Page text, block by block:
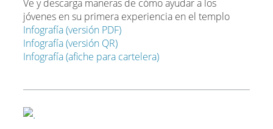
Ve y descarga maneras de cómo ayudar a los
jóvenes en su primera experiencia en el templo
Infografía (versión PDF)
Infografía (versión QR)
Infografía (afiche para cartelera)